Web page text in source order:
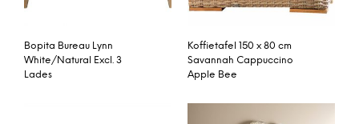
Bopita Bureau Lynn
White/Natural Excl. 3
Lades
Koffietafel 150 x 80 cm
Savannah Cappuccino
Apple Bee